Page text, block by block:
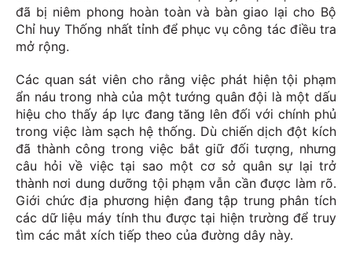
đã bị niêm phong hoàn toàn và bàn giao lại cho Bộ
Chỉ huy Thống nhất tỉnh để phục vụ công tác điều tra
mở rộng.
Các quan sát viên cho rằng việc phát hiện tội phạm
ẩn náu trong nhà của một tướng quân đội là một dấu
hiệu cho thấy áp lực đang tăng lên đối với chính phủ
trong việc làm sạch hệ thống. Dù chiến dịch đột kích
đã thành công trong việc bắt giữ đối tượng, nhưng
câu hỏi về việc tại sao một cơ sở quân sự lại trở
thành nơi dung dưỡng tội phạm vẫn cần được làm rõ.
Giới chức địa phương hiện đang tập trung phân tích
các dữ liệu máy tính thu được tại hiện trường để truy
tìm các mắt xích tiếp theo của đường dây này.